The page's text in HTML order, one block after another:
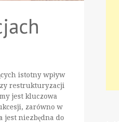
istotny wpływ
restrukturyzacji
jest kluczowa
zarówno w
niezbędna do